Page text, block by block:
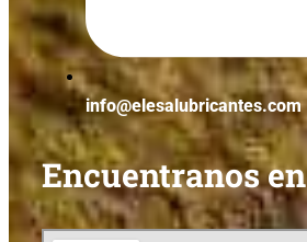
info@elesalubricantes.com
Encuentranos en